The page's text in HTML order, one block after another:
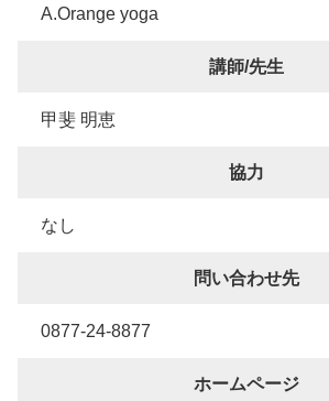
A.Orange yoga
講師/先生
甲斐 明恵
協力
なし
問い合わせ先
0877-24-8877
ホームページ